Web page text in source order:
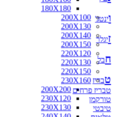
180X180
200X100
200X130
200X140
200X150
220X120
220X130
220X150
230X160
200X200
230X120
230X130
וינטג'
זיגלר
חבל
טבריז
טבריז פרחים
טורקמן
טיבטי